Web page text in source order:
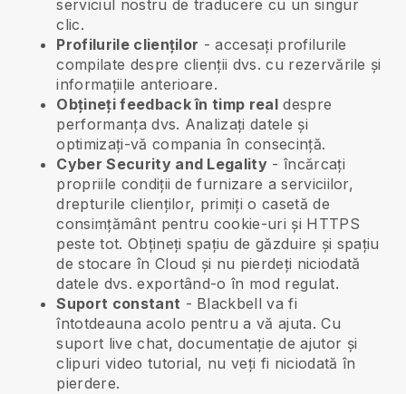
serviciul nostru de traducere cu un singur
clic.
Profilurile clienților - accesați profilurile
compilate despre clienții dvs. cu rezervările și
informațiile anterioare.
Obțineți feedback în timp real despre
performanța dvs. Analizați datele și
optimizați-vă compania în consecință.
Cyber Security and Legality - încărcați
propriile condiții de furnizare a serviciilor,
drepturile clienților, primiți o casetă de
consimțământ pentru cookie-uri și HTTPS
peste tot. Obțineți spațiu de găzduire și spațiu
de stocare în Cloud și nu pierdeți niciodată
datele dvs. exportând-o în mod regulat.
Suport constant - Blackbell va fi
întotdeauna acolo pentru a vă ajuta. Cu
suport live chat, documentație de ajutor și
clipuri video tutorial, nu veți fi niciodată în
pierdere.